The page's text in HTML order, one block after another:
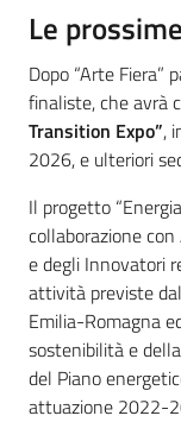
Le
Dopo “Arte
finaliste, che avrà
Transition Expo”,
2026, e ulteriori
Il progetto
collaborazione
e degli Innovatori
attività previste
Emilia-Romagna
sostenibilità e
del Piano
attuazione 2022-